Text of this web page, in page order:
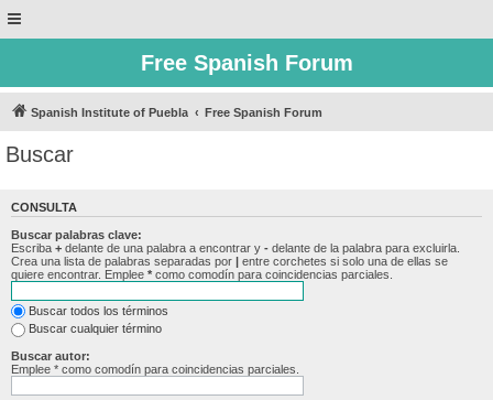
Free Spanish Forum
Spanish Institute of Puebla Free Spanish Forum
Buscar
CONSULTA
Buscar palabras clave:
Escriba + delante de una palabra a encontrar y - delante de la palabra para excluirla.
Crea una lista de palabras separadas por | entre corchetes si solo una de ellas se
quiere encontrar. Emplee * como comodín para coincidencias parciales.
Buscar todos los términos
Buscar cualquier término
Buscar autor:
Emplee * como comodín para coincidencias parciales.